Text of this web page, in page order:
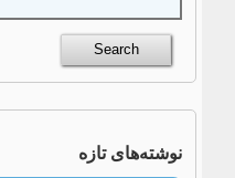
نوشته‌های تازه